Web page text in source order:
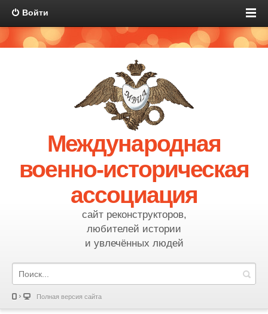
Войти
Международная
военно-историческая
ассоциация
сайт реконструкторов,
любителей истории
и увлечённых людей
Полная версия сайта